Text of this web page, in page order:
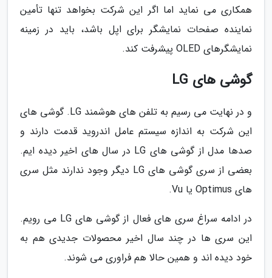
همکاری می نماید اما اگر این شرکت بخواهد تنها تأمین
نماینده صفحات نمایشگر برای اپل باشد، باید در زمینه
نمایشگرهای OLED پیشرفت کند.
گوشی های LG
و در نهایت می رسیم به تلفن های هوشمند LG. گوشی های
این شرکت به اندازه سیستم عامل اندروید قدمت دارند و
صدها مدل از گوشی های LG در سال های اخیر دیده ایم.
بعضی از سری گوشی های LG دیگر وجود ندارند مثل سری
های Optimus یا Vu.
در ادامه سراغ سری های فعال از گوشی های LG می رویم.
این سری ها در چند سال اخیر محصولات جدیدی هم به
خود دیده اند و همین حالا هم فراوری می شوند.